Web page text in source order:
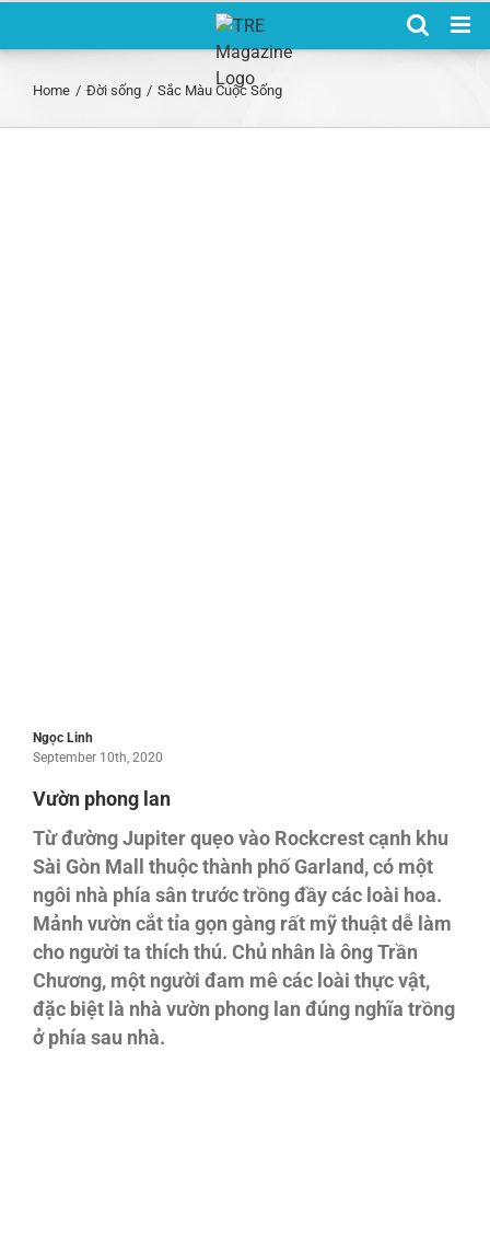
Home / Đời sống / Sắc Màu Cuộc Sống
Ngọc Linh
September 10th, 2020
Vườn phong lan
Từ đường Jupiter quẹo vào Rockcrest cạnh khu
Sài Gòn Mall thuộc thành phố Garland, có một
ngôi nhà phía sân trước trồng đầy các loài hoa.
Mảnh vườn cắt tỉa gọn gàng rất mỹ thuật dễ làm
cho người ta thích thú. Chủ nhân là ông Trần
Chương, một người đam mê các loài thực vật,
đặc biệt là nhà vườn phong lan đúng nghĩa trồng
ở phía sau nhà.